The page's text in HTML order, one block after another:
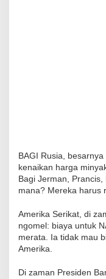
BAGI Rusia,
kenaikan harga
Bagi Jerman,
mana? Mereka harus
Amerika Serikat, di
ngomel: biaya untuk
merata. Ia tidak mau
Amerika.
Di zaman Presiden